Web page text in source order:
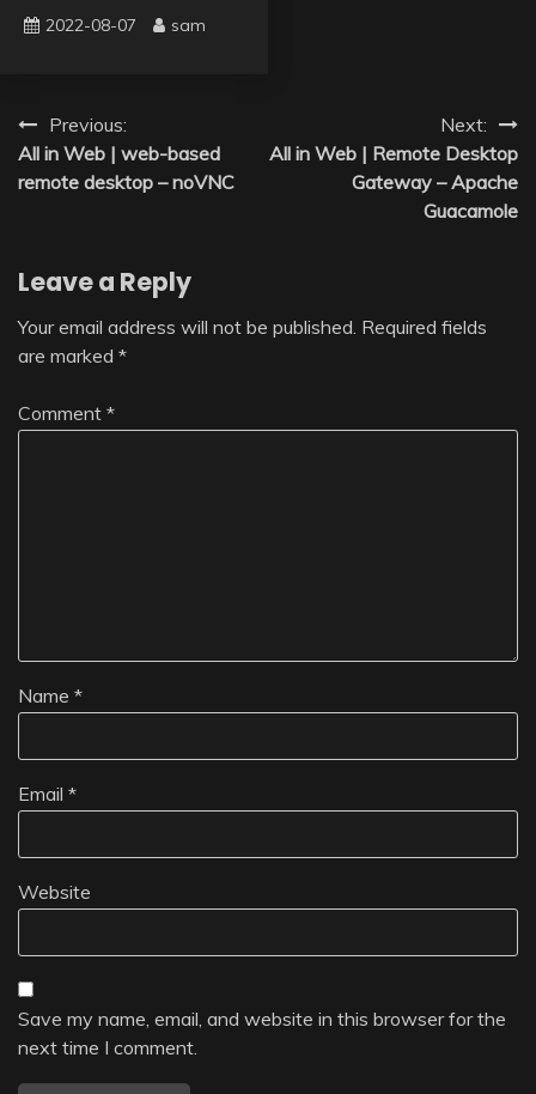
2022-08-07 sam
Post
navigation
Previous:
All in Web | web-based
remote desktop – noVNC
Next:
All in Web | Remote Desktop
Gateway – Apache
Guacamole
Leave a Reply
Your email address will not be published. Required fields
are marked *
Comment *
Name *
Email *
Website
Save my name, email, and website in this browser for the
next time I comment.